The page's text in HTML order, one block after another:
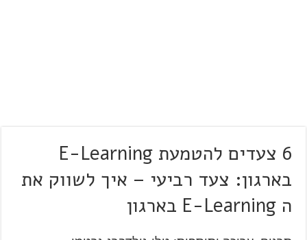
6 צעדים להטמעת E-Learning
בארגון: צעד רביעי – איך לשווק את
ה E-Learning בארגון